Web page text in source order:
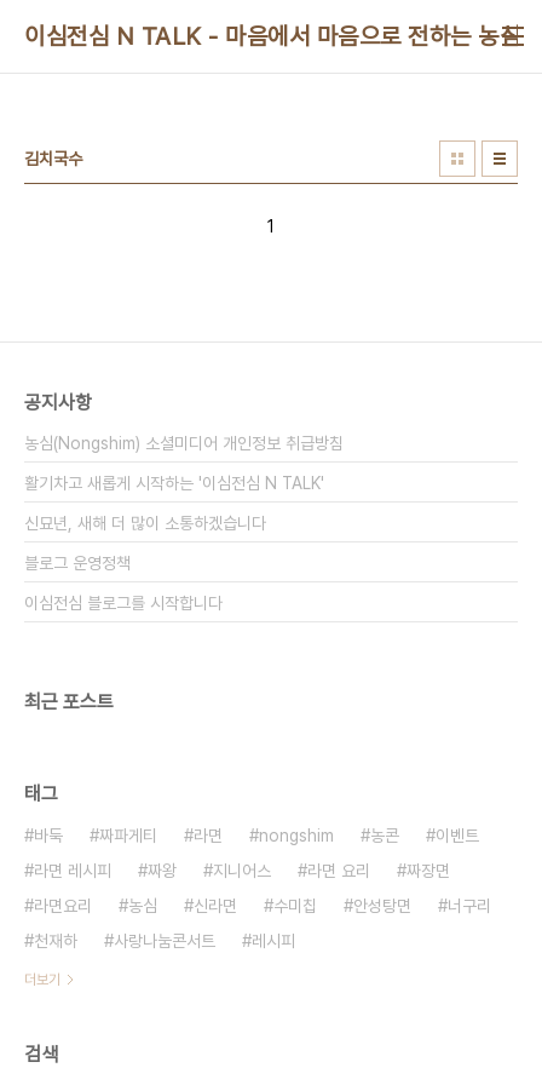
이심전심 N TALK - 마음에서 마음으로 전하는 농심
김치국수
1
공지사항
농심(Nongshim) 소셜미디어 개인정보 취급방침
활기차고 새롭게 시작하는 '이심전심 N TALK'
신묘년, 새해 더 많이 소통하겠습니다
블로그 운영정책
이심전심 블로그를 시작합니다
최근 포스트
태그
바둑 짜파게티 라면 nongshim 농콘
이벤트
라면 레시피
짜왕 지니어스 라면 요리
짜장면
라면요리
농심 신라면 수미칩 안성탕면
너구리
천재하
사랑나눔콘서트 레시피
더보기
검색